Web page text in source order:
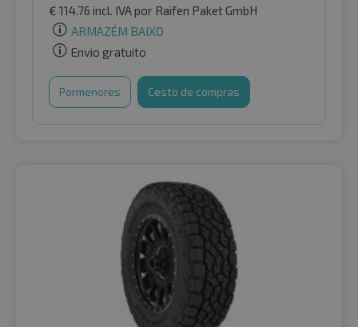
€ 114.76 incl. IVApor Raifen Paket GmbH
ARMAZÉM BAIXO
Envio gratuito
Pormenores Cesto de compras